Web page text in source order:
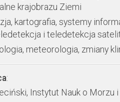
krajobrazu Ziemi
kartografia, systemy
i teledetekcja
meteorologia, zmiany
:
Instytut Nauk o Morzu i